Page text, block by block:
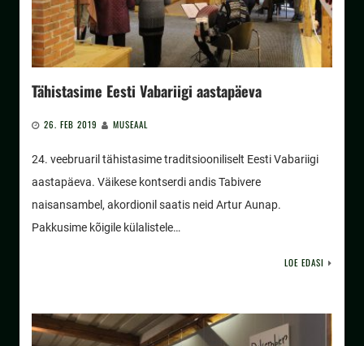
Tähistasime Eesti Vabariigi aastapäeva
26. FEB 2019 MUSEAAL
24. veebruaril tähistasime traditsiooniliselt Eesti Vabariigi
aastapäeva. Väikese kontserdi andis Tabivere
naisansambel, akordionil saatis neid Artur Aunap.
Pakkusime kõigile külalistele…
LOE EDASI